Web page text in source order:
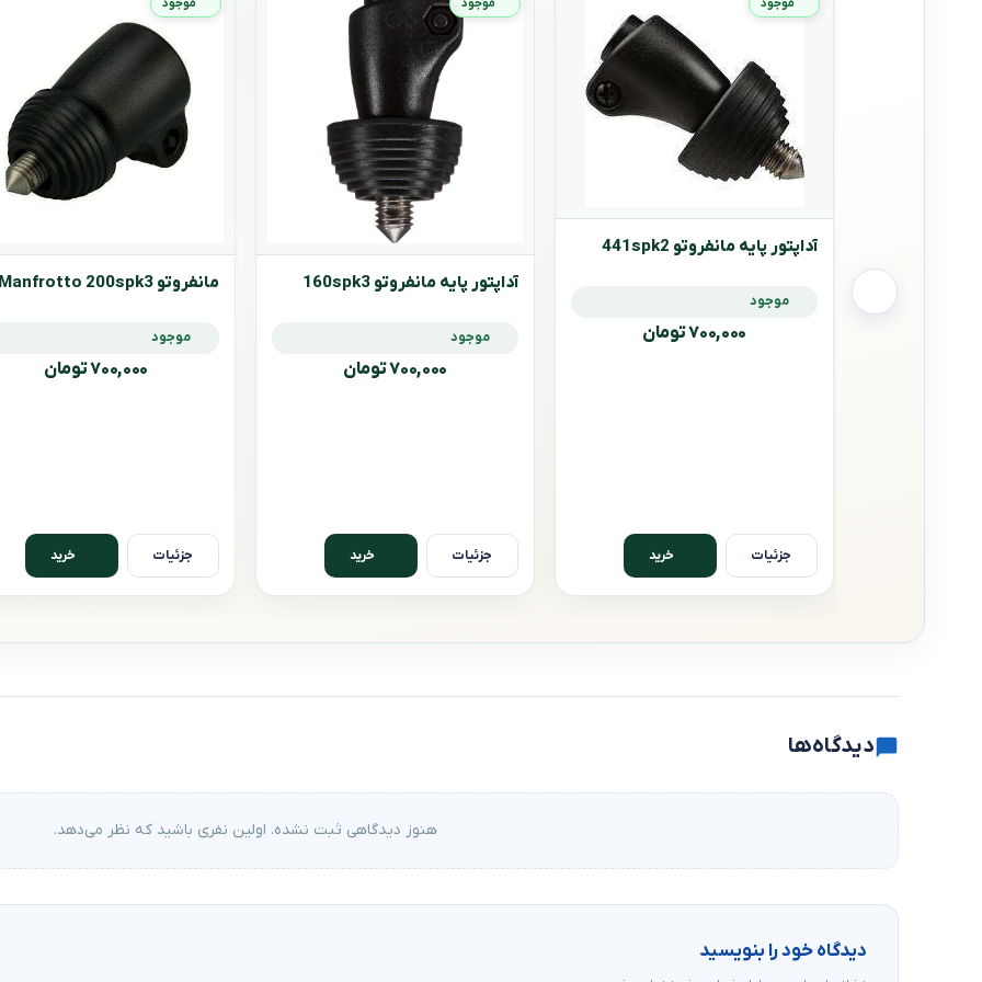
موجود
آداپتور پایه مانفروتو 441spk2
موجود
۷۰۰,۰۰۰ تومان
جزئیات خرید
موجود
آداپتور پایه مانفروتو 160spk3
موجود
۷۰۰,۰۰۰ تومان
جزئیات خرید
موجود
مانفروتو Manfrotto 200spk3
موجود
۷۰۰,۰۰۰ تومان
جزئیات خرید
دیدگاه‌ها
هنوز دیدگاهی ثبت نشده. اولین نفری باشید که نظر می‌دهد.
دیدگاه خود را بنویسید